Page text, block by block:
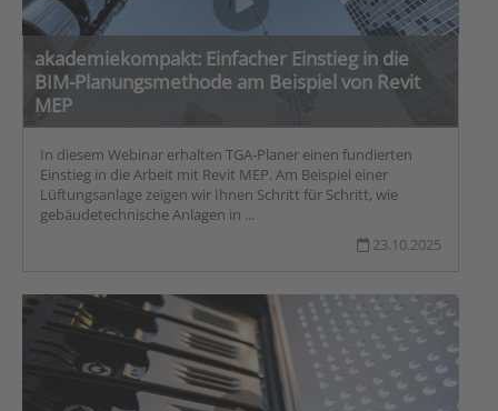
akademiekompakt: Einfacher Einstieg in die
BIM-Planungsmethode am Beispiel von Revit
MEP
In diesem Webinar erhalten TGA-Planer einen fundierten
Einstieg in die Arbeit mit Revit MEP. Am Beispiel einer
Lüftungsanlage zeigen wir Ihnen Schritt für Schritt, wie
gebäudetechnische Anlagen in ...
23.10.2025